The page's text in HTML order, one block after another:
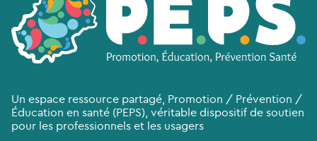
Un espace ressource partagé, Promotion / Prévention /
Éducation en santé (PEPS), véritable dispositif de soutien
pour les professionnels et les usagers